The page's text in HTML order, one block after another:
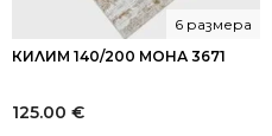
КИЛИМ 140/200 МОНА 3671
6 размера
125.00 €